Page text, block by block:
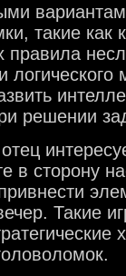
такие
решении
в сторону
Такие